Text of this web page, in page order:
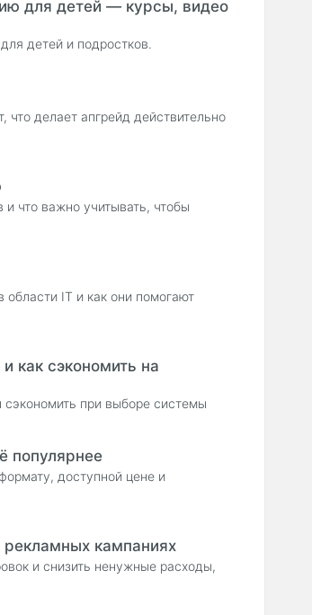
для детей — курсы, видео
детей и подростков.
что делает апгрейд действительно
и что важно учитывать, чтобы
области IT и как они помогают
как сэкономить на
при выборе системы
популярнее
доступной цене и
рекламных кампаниях
и снизить ненужные расходы,